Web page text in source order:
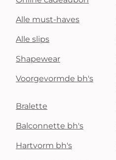
Alle must-haves
Alle slips
Shapewear
Voorgevormde bh's
Bralette
Balconnette bh's
Hartvorm bh's